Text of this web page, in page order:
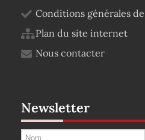
Conditions générales
Plan du site internet
Nous contacter
Newsletter